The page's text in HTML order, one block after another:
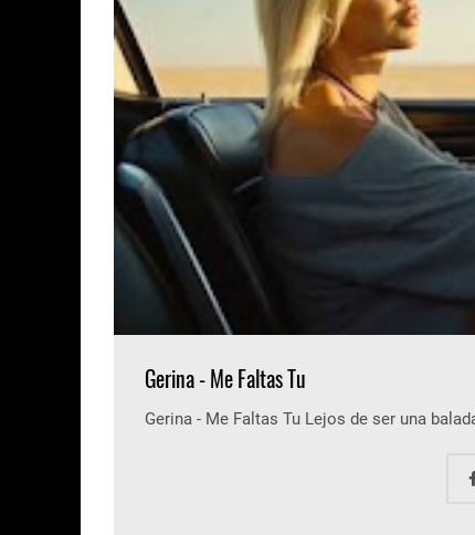
Gerina - Me Faltas Tu
Gerina - Me Faltas Tu Lejos de ser una